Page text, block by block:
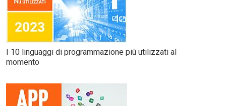
I 10 linguaggi di programmazione più utilizzati al
momento